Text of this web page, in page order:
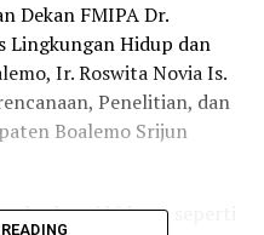
Dekan FMIPA Dr.
Lingkungan Hidup dan
Ir. Roswita Novia Is.
Penelitian, dan
Boalemo Srijun
berbagai bidang, seperti